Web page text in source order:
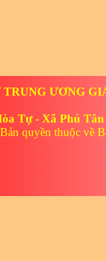
TRUNG ƯƠNG
Tự - Xã Phú
quyền thuộc về